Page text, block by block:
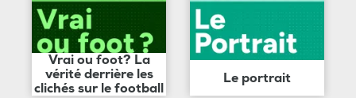
Vrai ou foot? La
vérité derrière les
clichés sur le football
Le portrait